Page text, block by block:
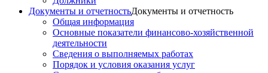
Документы и отчетностьДокументы и отчетность
Общая информация
Основные показатели финансово-хозяйственной
деятельности
Сведения о выполняемых работах
Порядок и условия оказания услуг